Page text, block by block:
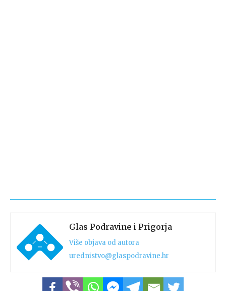
Glas Podravine i Prigorja
Više objava od autora
urednistvo@glaspodravine.hr